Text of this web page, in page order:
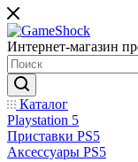
Интернет-магазин
Каталог
Playstation 5
Приставки PS5
Аксессуары PS5